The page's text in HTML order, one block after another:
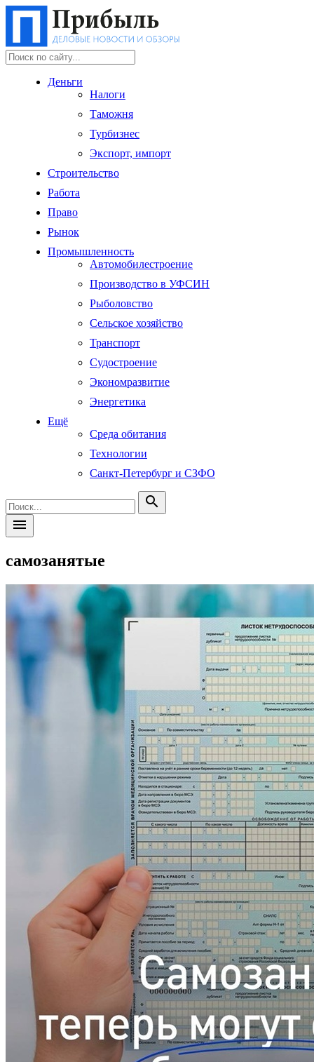
Деньги
Налоги
Таможня
Турбизнес
Экспорт, импорт
Строительство
Работа
Право
Рынок
Промышленность
Автомобилестроение
Производство в УФСИН
Рыболовство
Сельское хозяйство
Транспорт
Судостроение
Экономразвитие
Энергетика
Ещё
Среда обитания
Технологии
Санкт-Петербург и СЗФО
search
menu
самозанятые